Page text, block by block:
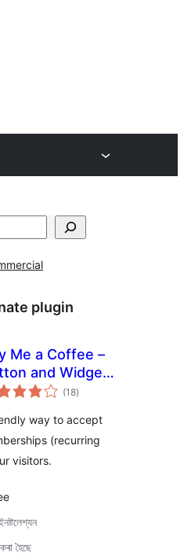
plugin
Me a Coffee –
and Widget
(18টা
মুঠ)
way to accept
(recurring
visitors.
হৈছে